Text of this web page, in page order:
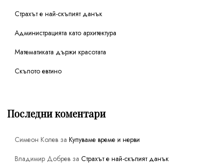
Страхът е най-скъпият данък
Администрацията като архитектура
Математиката държи красотата
Скъпото евтино
Последни коментари
Симеон Колев за Купуваме време и нерви
Владимир Добрев за Страхът е най-скъпият данък